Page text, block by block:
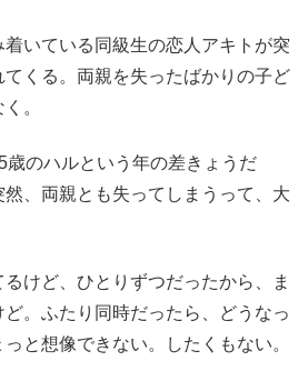
いている同級生の恋人アキトが突
くる。両親を失ったばかりの子ど
。
歳のハルという年の差きょうだ
、両親とも失ってしまうって、大
けど、ひとりずつだったから、ま
。ふたり同時だったら、どうなっ
と想像できない。したくもない。